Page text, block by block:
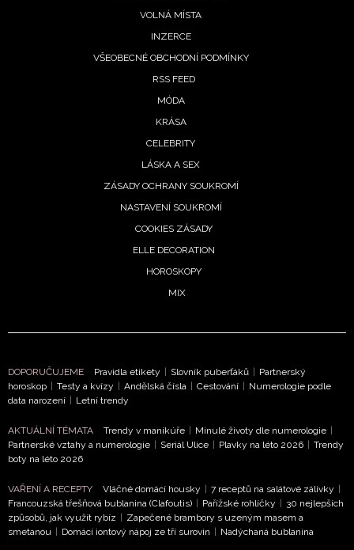
VOLNÁ MÍSTA
INZERCE
VŠEOBECNÉ OBCHODNÍ PODMÍNKY
RSS FEED
MÓDA
KRÁSA
CELEBRITY
LÁSKA A SEX
ZÁSADY OCHRANY SOUKROMÍ
NASTAVENÍ SOUKROMÍ
COOKIES ZÁSADY
ELLE DECORATION
HOROSKOPY
MIX
DOPORUČUJEME Pravidla etikety Slovník puberťáků
Partnerský
horoskop
Testy a kvízy Andělská čísla Cestování
Numerologie podle
data narození
Letní trendy
AKTUÁLNÍ TÉMATA Trendy v manikúře Minulé životy dle numerologie
Partnerské vztahy a numerologie
Seriál Ulice Plavky na léto 2026
Trendy
boty na léto 2026
VAŘENÍ A RECEPTY Vláčné domácí housky 7 receptů na salátové zálivky
Francouzská třešňová bublanina (Clafoutis)
Pařížské rohlíčky
30 nejlepších
způsobů, jak využít rybíz
Zapečené brambory s uzeným masem a
smetanou
Domácí iontový nápoj ze tří surovin Nadýchaná bublanina